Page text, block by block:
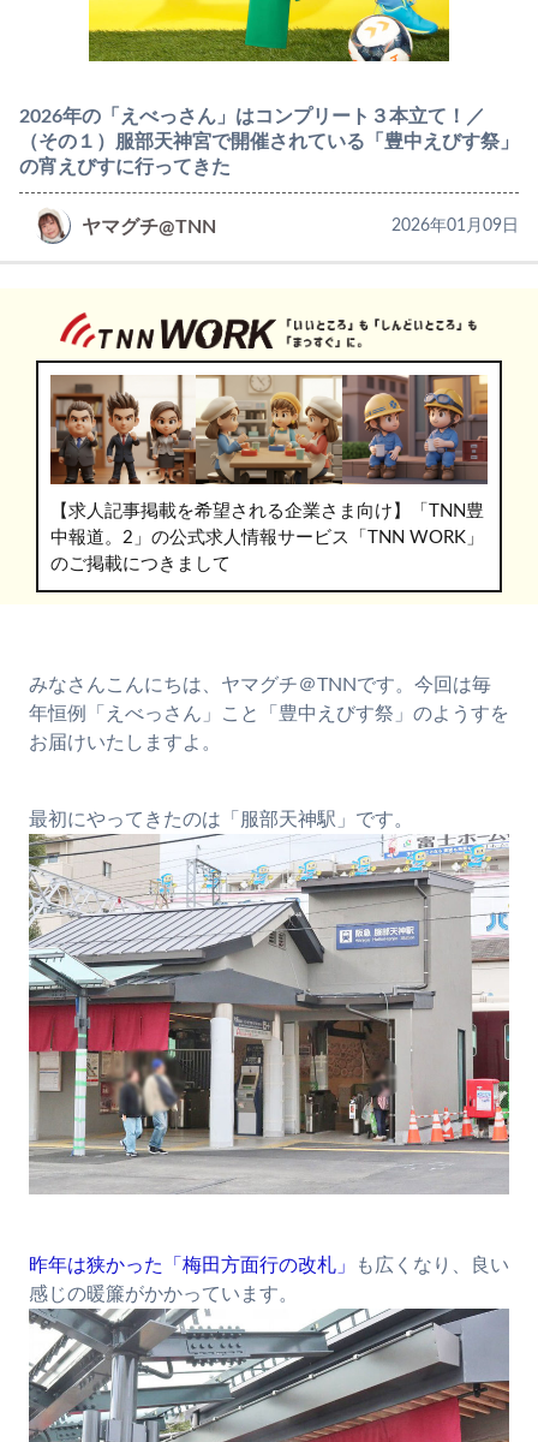
2026年の「えべっさん」はコンプリート３本立て！／
（その１）服部天神宮で開催されている「豊中えびす祭」
の宵えびすに行ってきた
ヤマグチ@TNN 2026年01月09日
【求人記事掲載を希望される企業さま向け】「TNN豊
中報道。2」の公式求人情報サービス「TNN WORK」
のご掲載につきまして
みなさんこんにちは、ヤマグチ＠TNNです。今回は毎
年恒例「えべっさん」こと「豊中えびす祭」のようすを
お届けいたしますよ。
最初にやってきたのは「服部天神駅」です。
昨年は狭かった「梅田方面行の改札」
も広くなり、良い
感じの暖簾がかかっています。